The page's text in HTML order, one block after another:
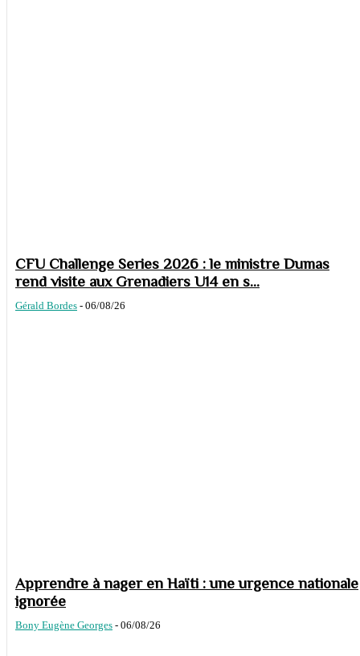
CFU Challenge Series 2026 : le ministre Dumas
rend visite aux Grenadiers U14 en s...
Gérald Bordes - 06/08/26
Apprendre à nager en Haïti : une urgence nationale
ignorée
Bony Eugène Georges - 06/08/26